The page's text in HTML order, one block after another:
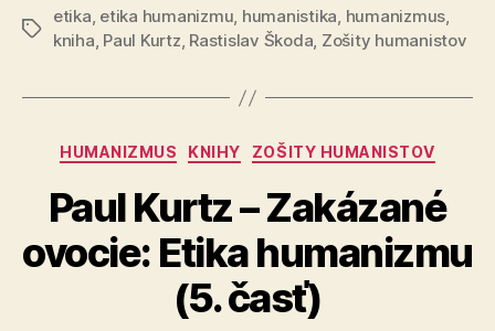
časť)
Zakázané
ovocie:
časť)“
Značky
etika, etika humanizmu, humanistika, humanizmus,
kniha, Paul Kurtz, Rastislav Škoda, Zošity humanistov
Kategórie
HUMANIZMUS KNIHY ZOŠITY HUMANISTOV
Paul Kurtz – Zakázané
ovocie: Etika humanizmu
(5. časť)